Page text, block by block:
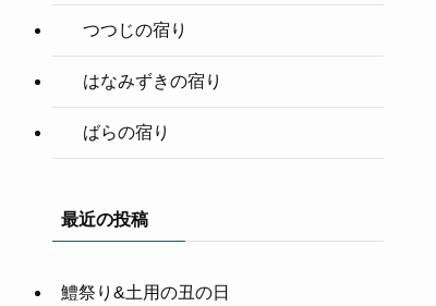
つつじの宿り
はなみずきの宿り
ばらの宿り
最近の投稿
鱧祭り&土用の丑の日